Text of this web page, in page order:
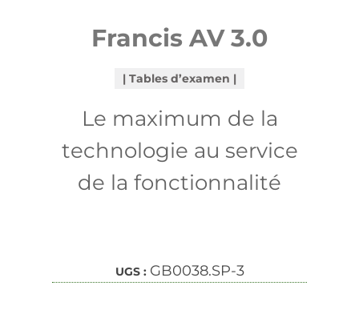
Francis AV 3.0
Tables d’examen
Le maximum de la
technologie au service
de la fonctionnalité
UGS : GB0038.SP-3